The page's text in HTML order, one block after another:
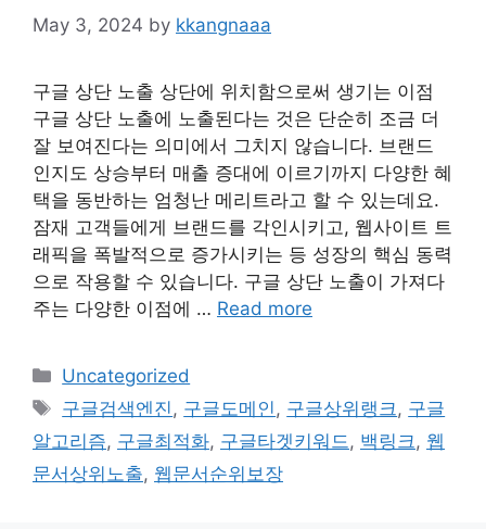
May 3, 2024 by kkangnaaa
구글 상단 노출 상단에 위치함으로써 생기는 이점
구글 상단 노출에 노출된다는 것은 단순히 조금 더
잘 보여진다는 의미에서 그치지 않습니다. 브랜드
인지도 상승부터 매출 증대에 이르기까지 다양한 혜
택을 동반하는 엄청난 메리트라고 할 수 있는데요.
잠재 고객들에게 브랜드를 각인시키고, 웹사이트 트
래픽을 폭발적으로 증가시키는 등 성장의 핵심 동력
으로 작용할 수 있습니다. 구글 상단 노출이 가져다
주는 다양한 이점에 … Read more
Categories
Uncategorized
Tags
구글검색엔진 , 구글도메인 , 구글상위랭크 , 구글
알고리즘, 구글최적화, 구글타겟키워드 , 백링크 , 웹
문서상위노출, 웹문서순위보장